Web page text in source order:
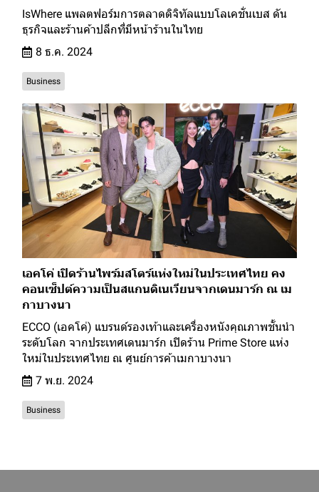
IsWhere แพลตฟอร์มการตลาดดิจิทัลแบบโลเคชั่นเบส ดัน
ธุรกิจและร้านค้าปลีกที่มีหน้าร้านในไทย
8 ธ.ค. 2024
Business
เอคโค่ เปิดร้านไพร์มสโตร์แห่งใหม่ในประเทศไทย คง
คอนเซ็ปต์ความเป็นสแกนดิเนเวียนจากเดนมาร์ก ณ เม
กาบางนา
ECCO (เอคโค่) แบรนด์รองเท้าและเครื่องหนังคุณภาพชั้นนำ
ระดับโลก จากประเทศเดนมาร์ก เปิดร้าน Prime Store แห่ง
ใหม่ในประเทศไทย ณ ศูนย์การค้าเมกาบางนา
7 พ.ย. 2024
Business